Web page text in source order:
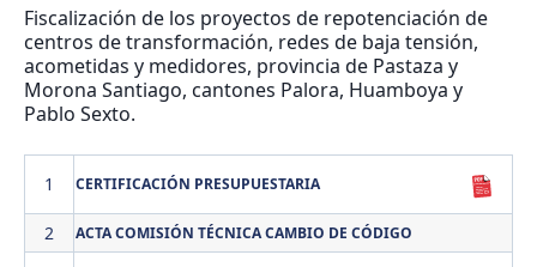
Fiscalización de los proyectos de repotenciación de
centros de transformación, redes de baja tensión,
acometidas y medidores, provincia de Pastaza y
Morona Santiago, cantones Palora, Huamboya y
Pablo Sexto.
1 CERTIFICACIÓN PRESUPUESTARIA
2 ACTA COMISIÓN TÉCNICA CAMBIO DE CÓDIGO